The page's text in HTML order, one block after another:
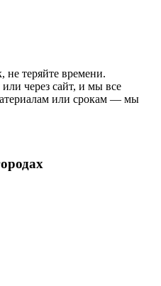
не теряйте времени.
через сайт, и мы все
или срокам — мы